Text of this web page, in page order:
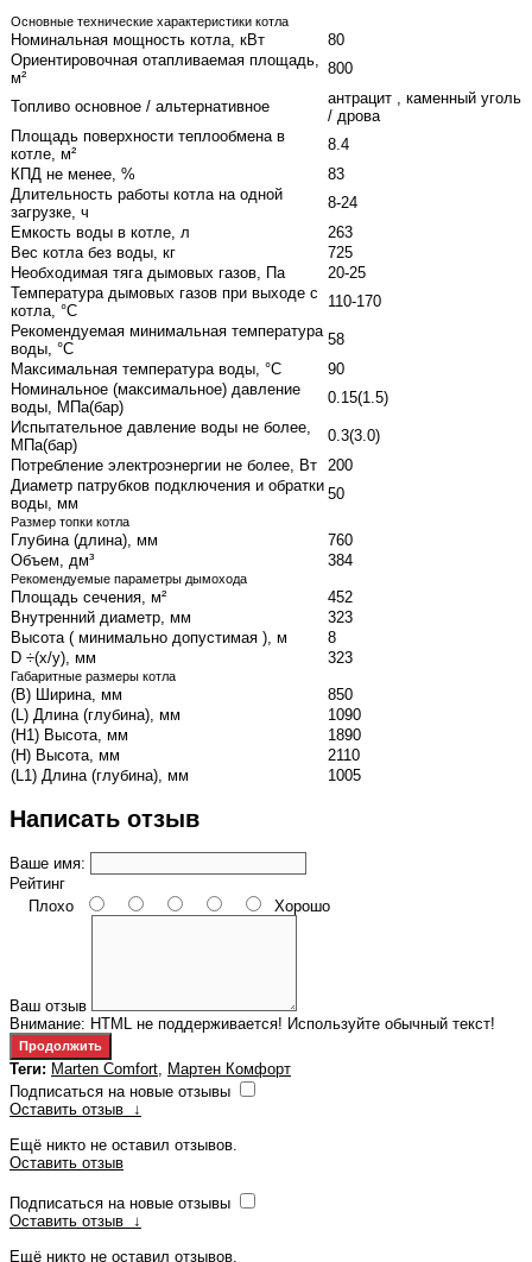
Основные технические характеристики котла
Номинальная мощность котла, кВт
80
Ориентировочная отапливаемая площадь,
м²
800
Топливо основное / альтернативное
антрацит , каменный уголь
/ дрова
Площадь поверхности теплообмена в
котле, м²
8.4
КПД не менее, %
83
Длительность работы котла на одной
загрузке, ч
8-24
Емкость воды в котле, л
263
Вес котла без воды, кг
725
Необходимая тяга дымовых газов, Па
20-25
Температура дымовых газов при выходе с
котла, °С
110-170
Рекомендуемая минимальная температура
воды, °С
58
Максимальная температура воды, °С
90
Номинальное (максимальное) давление
воды, МПа(бар)
0.15(1.5)
Испытательное давление воды не более,
МПа(бар)
0.3(3.0)
Потребление электроэнергии не более, Вт 200
Диаметр патрубков подключения и обратки
воды, мм
50
Размер топки котла
Глубина (длина), мм
760
Объем, дм³
384
Рекомендуемые параметры дымохода
Площадь сечения, м²
452
Внутренний диаметр, мм
323
Высота ( минимально допустимая ), м
8
D ÷(x/y), мм
323
Габаритные размеры котла
(B) Ширина, мм
850
(L) Длина (глубина), мм
1090
(H1) Высота, мм
1890
(H) Высота, мм
2110
(L1) Длина (глубина), мм
1005
Написать отзыв
Ваше имя:
Рейтинг
Плохо
Хорошо
Ваш отзыв
Внимание: HTML не поддерживается! Используйте обычный текст!
Продолжить
Теги: Marten Comfort, Мартен Комфорт
Подписаться на новые отзывы
Оставить отзыв ↓
Ещё никто не оставил отзывов.
Оставить отзыв
Подписаться на новые отзывы
Оставить отзыв ↓
Ещё никто не оставил отзывов.